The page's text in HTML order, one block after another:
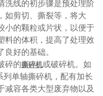
线的初步骤是预处理阶
如剪切、撕裂等，将大
小的颗粒或片状，以便于
料的体积，提高了处理效
好的基础。
碎的撕碎机或破碎机。如
单轴撕碎机，配有加长
减容各类大型废弃物以及